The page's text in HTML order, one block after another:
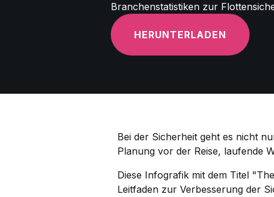
Branchenstatistiken zur
HERUNTERLADEN
Bei der Sicherheit geht es nicht
Planung vor der Reise, laufende
Diese Infografik mit dem Titel
Leitfaden zur Verbesserung der